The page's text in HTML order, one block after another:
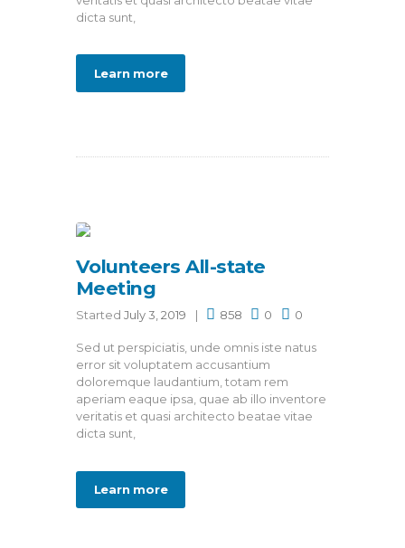
dicta sunt,
Learn more
Volunteers All-state
Meeting
Started July 3, 2019 858 0 0
Sed ut perspiciatis, unde omnis iste natus
error sit voluptatem accusantium
doloremque laudantium, totam rem
aperiam eaque ipsa, quae ab illo inventore
veritatis et quasi architecto beatae vitae
dicta sunt,
Learn more